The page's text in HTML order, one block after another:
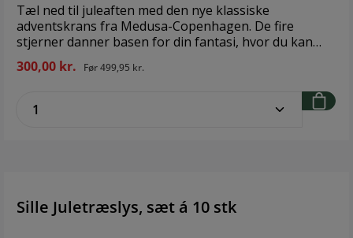
Tæl ned til juleaften med den nye klassiske
adventskrans fra Medusa-Copenhagen. De fire
stjerner danner basen for din fantasi, hvor du kan
sætte dit eget præg med gran, mos eller grene og
nyde den hyggelige julestemning, når du tænder et
Copenhagen Størrelse: 24x24 cm Materiale: Polyresin
300,00 kr. Før499,95 kr.
Sille Juletræslys, sæt á 10 stk